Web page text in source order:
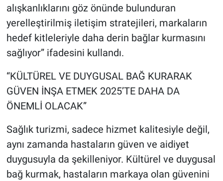
alışkanlıklarını göz önünde bulunduran
yerelleştirilmiş iletişim stratejileri, markaların
hedef kitleleriyle daha derin bağlar kurmasını
sağlıyor” ifadesini kullandı.
“KÜLTÜREL VE DUYGUSAL BAĞ KURARAK
GÜVEN İNŞA ETMEK 2025’TE DAHA DA
ÖNEMLİ OLACAK”
Sağlık turizmi, sadece hizmet kalitesiyle değil,
aynı zamanda hastaların güven ve aidiyet
duygusuyla da şekilleniyor. Kültürel ve duygusal
bağ kurmak, hastaların markaya olan güvenini